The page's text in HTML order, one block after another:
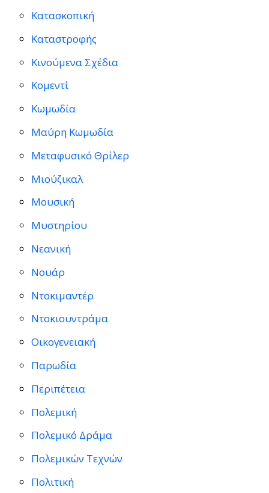
Κατασκοπική
Καταστροφής
Κινούμενα Σχέδια
Κομεντί
Κωμωδία
Μαύρη Κωμωδία
Μεταφυσικό Θρίλερ
Μιούζικαλ
Μουσική
Μυστηρίου
Νεανική
Νουάρ
Ντοκιμαντέρ
Ντοκιουντράμα
Οικογενειακή
Παρωδία
Περιπέτεια
Πολεμική
Πολεμικό Δράμα
Πολεμικών Τεχνών
Πολιτική